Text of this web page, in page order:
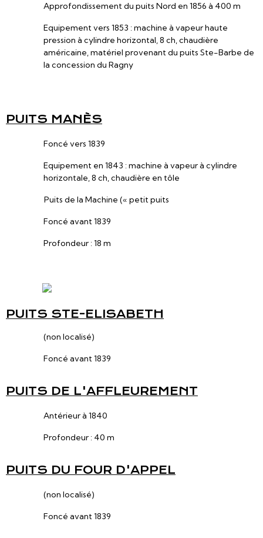
Approfondissement du puits Nord en 1856 à 400 m
Equipement vers 1853 : machine à vapeur haute
pression à cylindre horizontal, 8 ch, chaudière
américaine, matériel provenant du puits Ste-Barbe de
la concession du Ragny
PUITS MANÈS
Foncé vers 1839
Equipement en 1843 : machine à vapeur à cylindre
horizontale, 8 ch, chaudière en tôle
Puits de la Machine (« petit puits
Foncé avant 1839
Profondeur : 18 m
PUITS STE-ELISABETH
(non localisé)
Foncé avant 1839
PUITS DE L'AFFLEUREMENT
Antérieur à 1840
Profondeur : 40 m
PUITS DU FOUR D'APPEL
(non localisé)
Foncé avant 1839